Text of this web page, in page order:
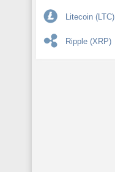
Litecoin (LTC)
Ripple (XRP)